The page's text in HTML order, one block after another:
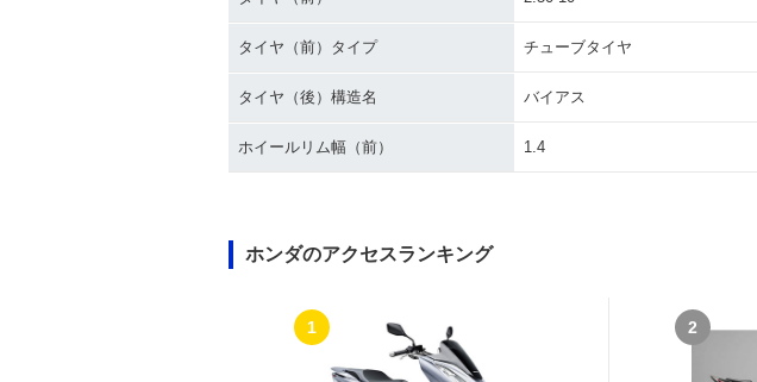
タイヤ（前）タイプ チューブタイヤ
タイヤ（後）構造名 バイアス
ホイールリム幅（前） 1.4
ホンダのアクセスランキング
1 2